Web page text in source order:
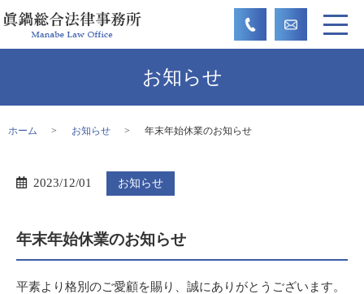
お知らせ
ホーム お知らせ 年末年始休業のお知らせ
2023/12/01 お知らせ
年末年始休業のお知らせ
平素より格別のご愛顧を賜り、誠にありがとうございます。